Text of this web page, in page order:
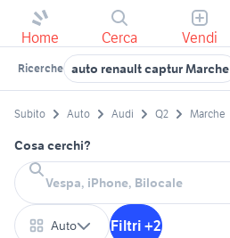
Home Cerca Vendi
Ricerche auto renault captur Marche
Subito Auto Audi Q2 Marche
Cosa cerchi?
Auto Filtri +2